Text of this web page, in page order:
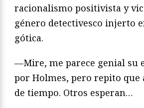
racionalismo positivista y
género detectivesco injerto
gótica.
—Mire, me parece genial su
por Holmes, pero repito que
de tiempo. Otros esperan…